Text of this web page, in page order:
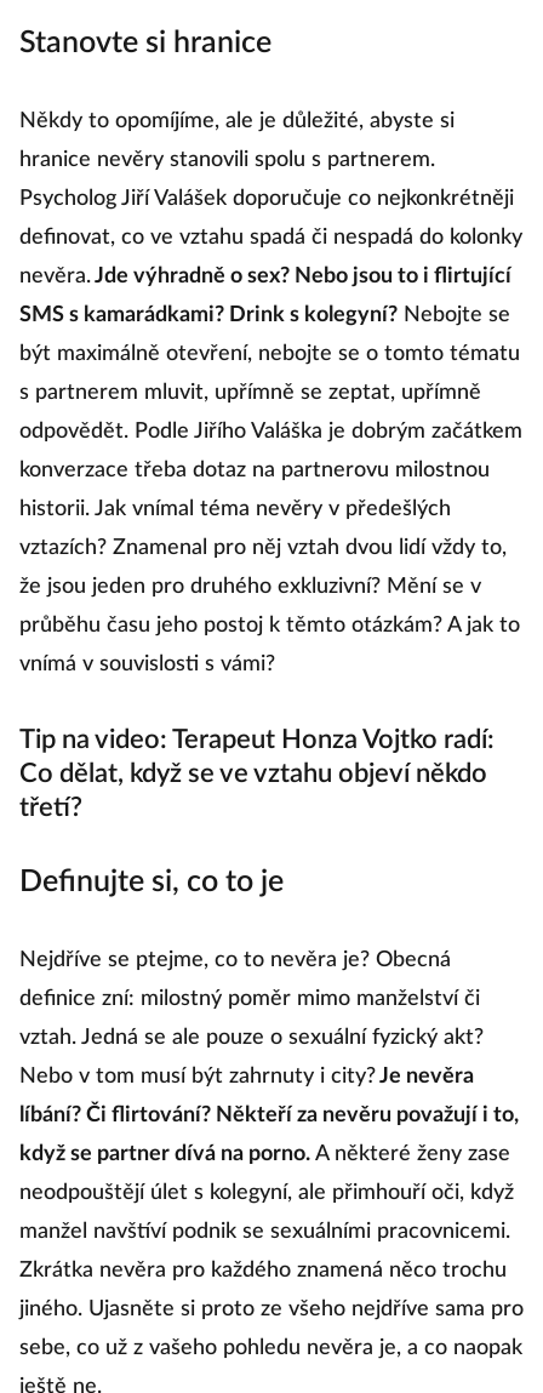
Stanovte si hranice
Někdy to opomíjíme, ale je důležité, abyste si
hranice nevěry stanovili spolu s partnerem.
Psycholog Jiří Valášek doporučuje co nejkonkrétněji
definovat, co ve vztahu spadá či nespadá do kolonky
nevěra.Jde výhradně o sex? Nebo jsou to i flirtující
SMS s kamarádkami? Drink s kolegyní? Nebojte se
být maximálně otevření, nebojte se o tomto tématu
s partnerem mluvit, upřímně se zeptat, upřímně
odpovědět. Podle Jiřího Valáška je dobrým začátkem
konverzace třeba dotaz na partnerovu milostnou
historii. Jak vnímal téma nevěry v předešlých
vztazích? Znamenal pro něj vztah dvou lidí vždy to,
že jsou jeden pro druhého exkluzivní? Mění se v
průběhu času jeho postoj k těmto otázkám? A jak to
vnímá v souvislosti s vámi?
Tip na video: Terapeut Honza Vojtko radí:
Co dělat, když se ve vztahu objeví někdo
třetí?
Definujte si, co to je
Nejdříve se ptejme, co to nevěra je? Obecná
definice zní: milostný poměr mimo manželství či
vztah. Jedná se ale pouze o sexuální fyzický akt?
Nebo v tom musí být zahrnuty i city?Je nevěra
líbání? Či flirtování? Někteří za nevěru považují i to,
když se partner dívá na porno. A některé ženy zase
neodpouštějí úlet s kolegyní, ale přimhouří oči, když
manžel navštíví podnik se sexuálními pracovnicemi.
Zkrátka nevěra pro každého znamená něco trochu
jiného. Ujasněte si proto ze všeho nejdříve sama pro
sebe, co už z vašeho pohledu nevěra je, a co naopak
ještě ne.